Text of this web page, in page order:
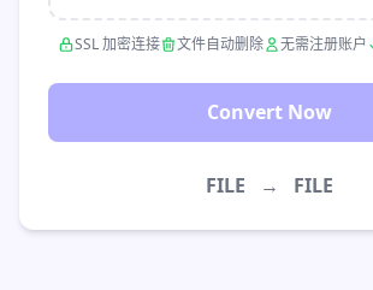
SSL 加密连接 文件自动删除 无需注册账户
Convert Now
FILE → FILE